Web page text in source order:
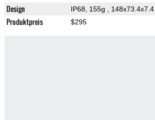
Design IP68, 155g ,
Produktpreis $295